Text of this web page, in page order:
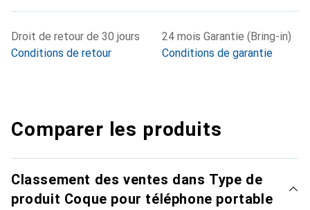
Droit de retour de 30 jours
Conditions de retour
24 mois Garantie (Bring-in)
Conditions de garantie
Comparer les produits
Classement des ventes dans Type de
produit Coque pour téléphone portable